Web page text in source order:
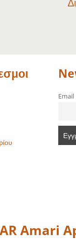
Email
AR Amari